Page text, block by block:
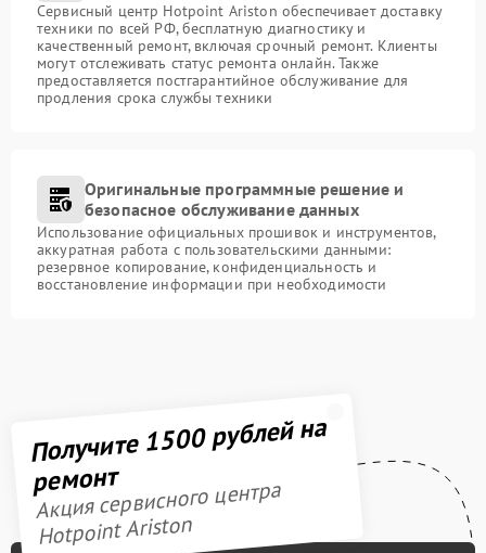
Сервисный центр Hotpoint Ariston обеспечивает доставку
техники по всей РФ, бесплатную диагностику и
качественный ремонт, включая срочный ремонт. Клиенты
могут отслеживать статус ремонта онлайн. Также
предоставляется постгарантийное обслуживание для
продления срока службы техники
Оригинальные программные решение и
безопасное обслуживание данных
Использование официальных прошивок и инструментов,
аккуратная работа с пользовательскими данными:
резервное копирование, конфиденциальность и
восстановление информации при необходимости
Получите 1500 рублей на
ремонт
Акция сервисного центра
Hotpoint Ariston